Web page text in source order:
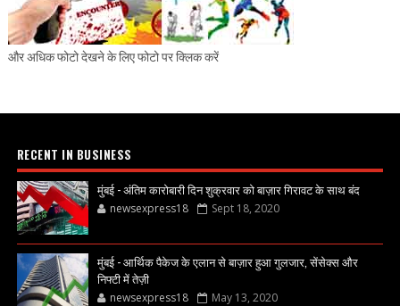
और अधिक फोटो देखने के लिए फोटो पर क्लिक करें
RECENT IN BUSINESS
मुंबई - अंतिम कारोबारी दिन शुक्रवार को बाज़ार गिरावट के साथ बंद
newsexpress18 Sept 18, 2020
मुंबई - आर्थिक पैकेज के एलान से बाज़ार हुआ गुलजार, सेंसेक्स और
निफ्टी में तेज़ी
newsexpress18 May 13, 2020